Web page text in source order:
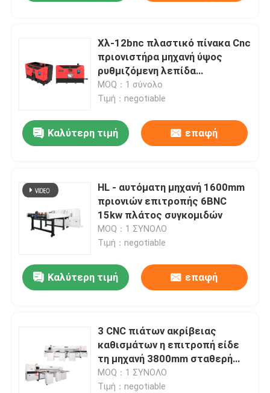
Χλ-12bnc πλαστικό πίνακα Cnc
πριονιστήρα μηχανή ύψος
ρυθμιζόμενη λεπίδα
πριονιστήρα
MOQ：1 σύνολο
Τιμή：negotiable
Καλύτερη τιμή επαφή
HL - αυτόματη μηχανή 1600mm
πριονιών επιτροπής 6BNC
15kw πλάτος συγκομιδών
MOQ：1 ΣΥΝΟΛΟ
Τιμή：negotiable
Καλύτερη τιμή επαφή
3 CNC πιάτων ακρίβειας
καθισμάτων η επιτροπή είδε
τη μηχανή 3800mm σταθερή
λειτουργία HL-12BNC
MOQ：1 ΣΥΝΟΛΟ
Τιμή：negotiable